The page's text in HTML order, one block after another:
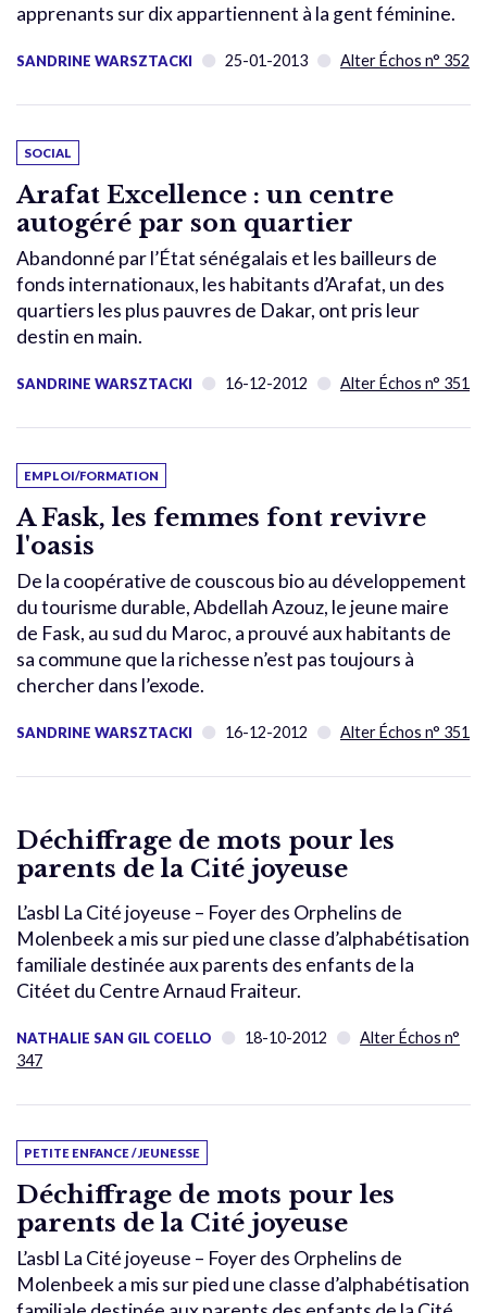
apprenants sur dix appartiennent à la gent féminine.
SANDRINE WARSZTACKI 25-01-2013 Alter Échos n° 352
SOCIAL
Arafat Excellence : un centre
autogéré par son quartier
Abandonné par l’État sénégalais et les bailleurs de
fonds internationaux, les habitants d’Arafat, un des
quartiers les plus pauvres de Dakar, ont pris leur
destin en main.
SANDRINE WARSZTACKI 16-12-2012 Alter Échos n° 351
EMPLOI/FORMATION
A Fask, les femmes font revivre
l'oasis
De la coopérative de couscous bio au développement
du tourisme durable, Abdellah Azouz, le jeune maire
de Fask, au sud du Maroc, a prouvé aux habitants de
sa commune que la richesse n’est pas toujours à
chercher dans l’exode.
SANDRINE WARSZTACKI 16-12-2012 Alter Échos n° 351
Déchiffrage de mots pour les
parents de la Cité joyeuse
L’asbl La Cité joyeuse – Foyer des Orphelins de
Molenbeek a mis sur pied une classe d’alphabétisation
familiale destinée aux parents des enfants de la
Citéet du Centre Arnaud Fraiteur.
NATHALIE SAN GIL COELLO 18-10-2012
Alter Échos n°
347
PETITE ENFANCE / JEUNESSE
Déchiffrage de mots pour les
parents de la Cité joyeuse
L’asbl La Cité joyeuse – Foyer des Orphelins de
Molenbeek a mis sur pied une classe d’alphabétisation